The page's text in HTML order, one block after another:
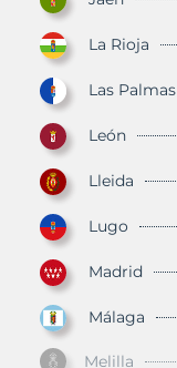
La Rioja
Las Palmas
León
Lleida
Lugo
Madrid
Málaga
Melilla